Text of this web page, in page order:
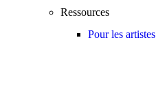
Ressources
Pour les artistes